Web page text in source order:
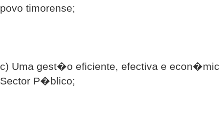
povo timorense;
c) Uma gest�o eficiente, efectiva e
Sector P�blico;